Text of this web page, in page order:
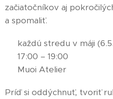
začiatočníkov aj
a spomaliť.
🗓 každú stredu v máji
🕔 17:00 – 19:00
📍 Muoi Atelier
Príď si oddýchnuť, tvoriť